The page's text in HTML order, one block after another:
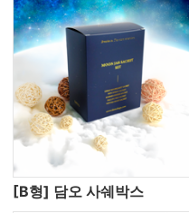
[B형] 담오 사쉐박스